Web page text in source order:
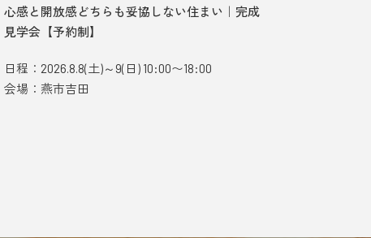
心感と開放感どちらも妥協しない住まい｜完成
見学会【予約制】
日程：2026.8.8(土)～9(日) 10:00〜18:00
会場：燕市吉田